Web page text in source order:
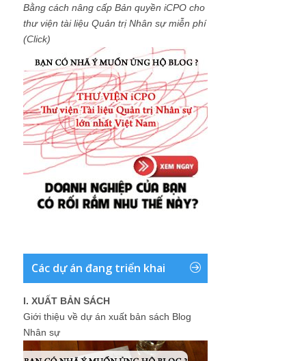
Bằng cách nâng cấp Bản quyền iCPO cho
thư viện tài liệu Quản trị Nhân sự miễn phí
(Click)
Các dự án đang triển khai
I. XUẤT BẢN SÁCH
Giới thiệu về dự án xuất bản sách Blog
Nhân sự